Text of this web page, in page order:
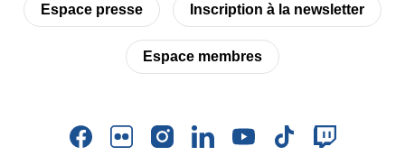
Espace presse Inscription à la newsletter
Espace membres